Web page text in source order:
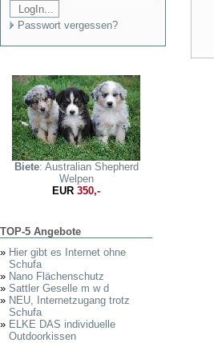
Passwort vergessen?
Biete: Australian Shepherd
Welpen
EUR 350,-
TOP-5 Angebote
» Hier gibt es Internet ohne
Schufa
» Nano Flächenschutz
» Sattler Geselle m w d
» NEU, Internetzugang trotz
Schufa
» ELKE DAS individuelle
Outdoorkissen